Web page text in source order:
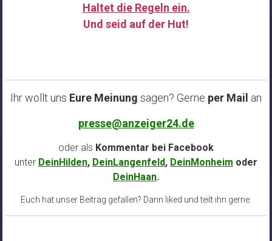
Haltet die Regeln ein.
Und seid auf der Hut!
Ihr wollt uns Eure Meinung sagen? Gerne per Mail an
presse@anzeiger24.de
oder als Kommentar bei Facebook
unter DeinHilden, DeinLangenfeld, DeinMonheim oder
DeinHaan.
Euch hat unser Beitrag gefallen? Dann liked und teilt ihn gerne.